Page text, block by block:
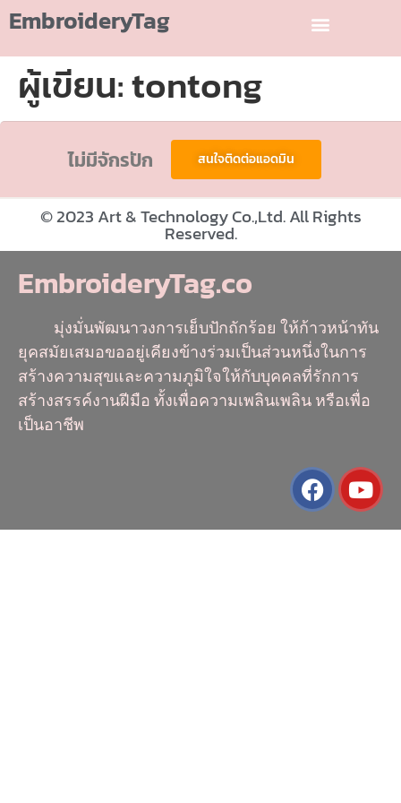
EmbroideryTag
ผู้เขียน:tontong
ไม่มีจักรปัก สนใจติดต่อแอดมิน
© 2023 Art & Technology Co.,Ltd. All Rights
Reserved.
EmbroideryTag.co
มุ่งมั่นพัฒนาวงการเย็บปักถักร้อย ให้ก้าวหน้าทัน
ยุคสมัยเสมอขออยู่เคียงข้างร่วมเป็นส่วนหนึ่งในการ
สร้างความสุขและความภูมิใจให้กับบุคคลที่รักการ
สร้างสรรค์งานฝีมือ ทั้งเพื่อความเพลินเพลิน หรือเพื่อ
เป็นอาชีพ